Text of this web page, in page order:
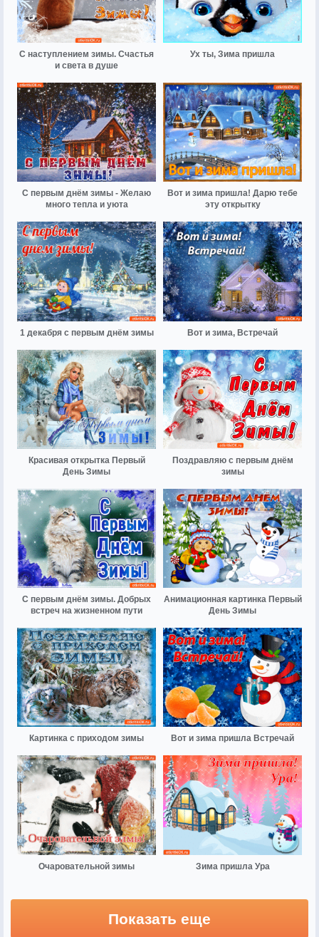
С наступлением зимы. Счастья
и света в душе
Ух ты, Зима пришла
С первым днём зимы - Желаю
много тепла и уюта
Вот и зима пришла! Дарю тебе
эту открытку
1 декабря с первым днём зимы Вот и зима, Встречай
Красивая открытка Первый
День Зимы
Поздравляю с первым днём
зимы
С первым днём зимы. Добрых
встреч на жизненном пути
Анимационная картинка Первый
День Зимы
Картинка с приходом зимы Вот и зима пришла Встречай
Очаровательной зимы Зима пришла Ура
Показать еще